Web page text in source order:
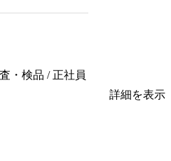
・検品 / 正社員
詳細を表示